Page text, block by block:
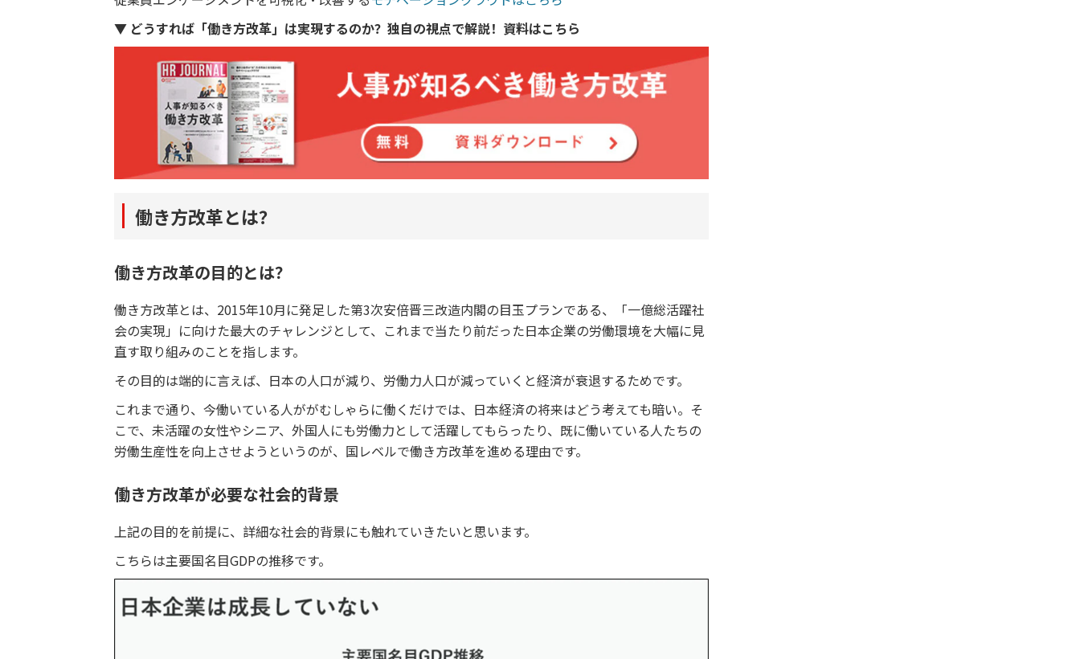
▼ どうすれば「働き方改革」は実現するのか？独自の視点で解説！資料はこちら
働き方改革とは？
働き方改革の目的とは？
働き方改革とは、2015年10月に発足した第3次安倍晋三改造内閣の目玉プランである、「一億総活躍社
会の実現」に向けた最大のチャレンジとして、これまで当たり前だった日本企業の労働環境を大幅に見
直す取り組みのことを指します。
その目的は端的に言えば、日本の人口が減り、労働力人口が減っていくと経済が衰退するためです。
これまで通り、今働いている人ががむしゃらに働くだけでは、日本経済の将来はどう考えても暗い。そ
こで、未活躍の女性やシニア、外国人にも労働力として活躍してもらったり、既に働いている人たちの
労働生産性を向上させようというのが、国レベルで働き方改革を進める理由です。
働き方改革が必要な社会的背景
上記の目的を前提に、詳細な社会的背景にも触れていきたいと思います。
こちらは主要国名目GDPの推移です。